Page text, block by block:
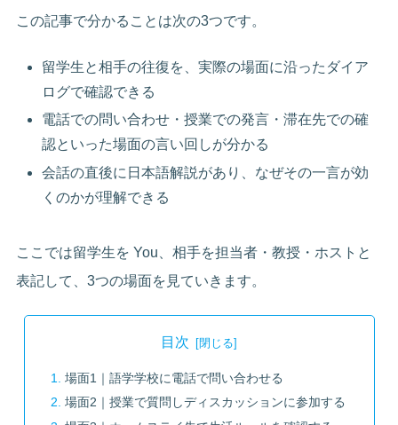
この記事で分かることは次の3つです。
留学生と相手の往復を、実際の場面に沿ったダイア
ログで確認できる
電話での問い合わせ・授業での発言・滞在先での確
認といった場面の言い回しが分かる
会話の直後に日本語解説があり、なぜその一言が効
くのかが理解できる
ここでは留学生を You、相手を担当者・教授・ホストと
表記して、3つの場面を見ていきます。
目次
場面1｜語学学校に電話で問い合わせる
場面2｜授業で質問しディスカッションに参加する